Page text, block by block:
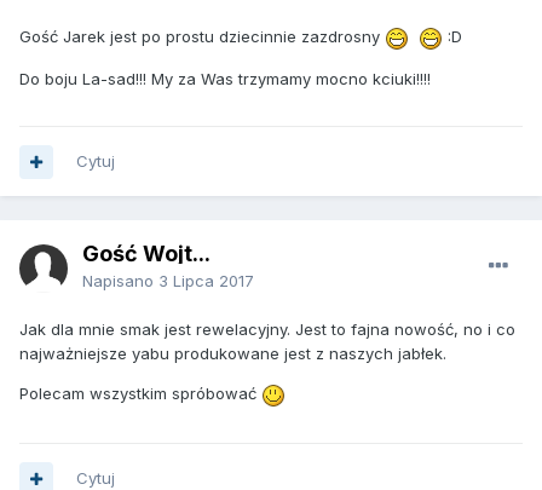
Gość Jarek jest po prostu dziecinnie zazdrosny :D
Do boju La-sad!!! My za Was trzymamy mocno kciuki!!!!
Cytuj
Gość Wojt...
Napisano 3 Lipca 2017
Jak dla mnie smak jest rewelacyjny. Jest to fajna nowość, no i co
najważniejsze yabu produkowane jest z naszych jabłek.
Polecam wszystkim spróbować
Cytuj